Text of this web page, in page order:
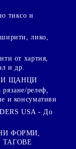
тиксо и
лико,
от хартия,
и др.
ЩАНЦИ
релеф,
и консумативи
USA - До
ФОРМИ,
ТАГОВЕ